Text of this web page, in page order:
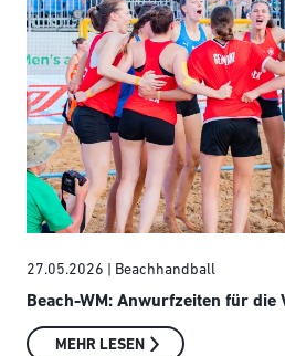
27.05.2026 | Beachhandball
Beach-WM: Anwurfzeiten für die
MEHR LESEN